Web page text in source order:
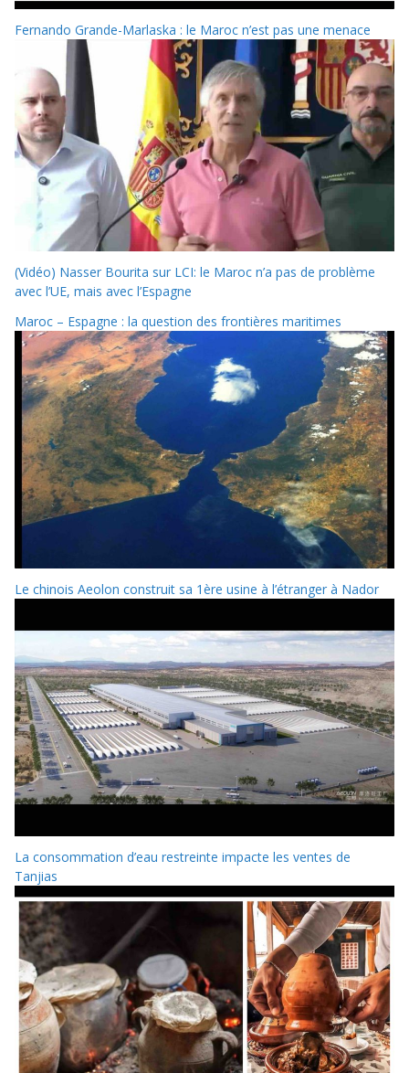
Fernando Grande-Marlaska : le Maroc n’est pas une menace
(Vidéo) Nasser Bourita sur LCI: le Maroc n’a pas de problème
avec l’UE, mais avec l’Espagne
Maroc – Espagne : la question des frontières maritimes
Le chinois Aeolon construit sa 1ère usine à l’étranger à Nador
La consommation d’eau restreinte impacte les ventes de
Tanjias